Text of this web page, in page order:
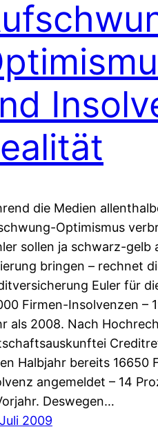
die Medien
Optimismus
sollen ja schwarz-gelb
bringen – rechnet
Euler für
Firmen-Insolvenzen –
als 2008. Nach
Halbjahr bereits 16650
angemeldet – 14
Deswegen…
2009